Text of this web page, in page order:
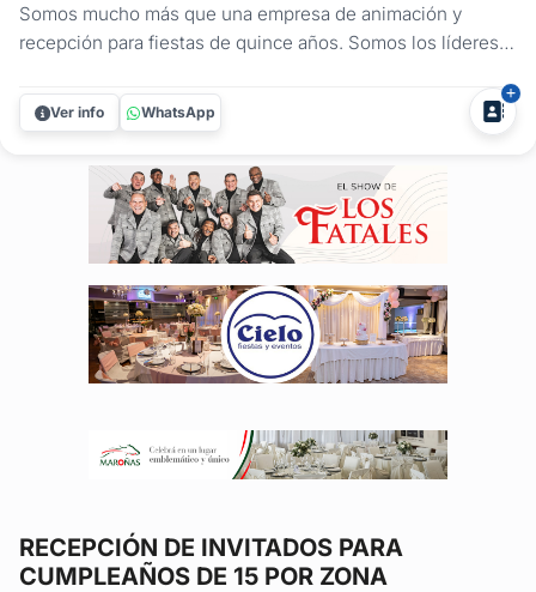
Somos mucho más que una empresa de animación y
recepción para fiestas de quince años. Somos los líderes
memorables para tu día especial. ¿Qué te ofrecemos?
Recepción de Invitados A medida Ofrecemos una amplia
Ver info WhatsApp
RECEPCIÓN DE INVITADOS PARA
CUMPLEAÑOS DE 15 POR ZONA